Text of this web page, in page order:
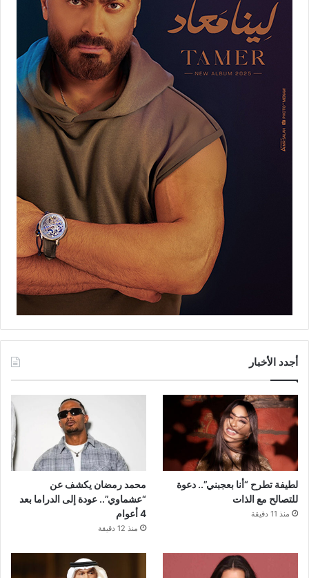
أجدد الأخبار
لطيفة تطرح “أنا بعجبني”.. دعوة
للتصالح مع الذات
منذ 11 دقيقة
محمد رمضان يكشف عن
“عشماوي”.. عودة إلى الدراما بعد
4 أعوام
منذ 12 دقيقة